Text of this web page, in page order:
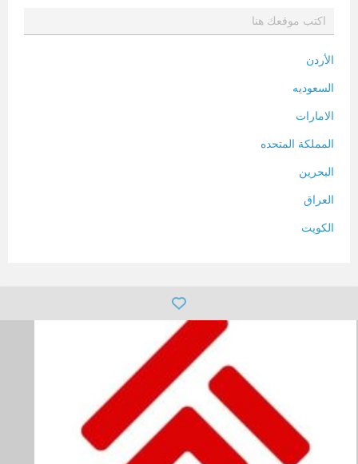
الأردن
السعوديه
الامارات
المملكة المتحده
البحرين
العراق
الكويت